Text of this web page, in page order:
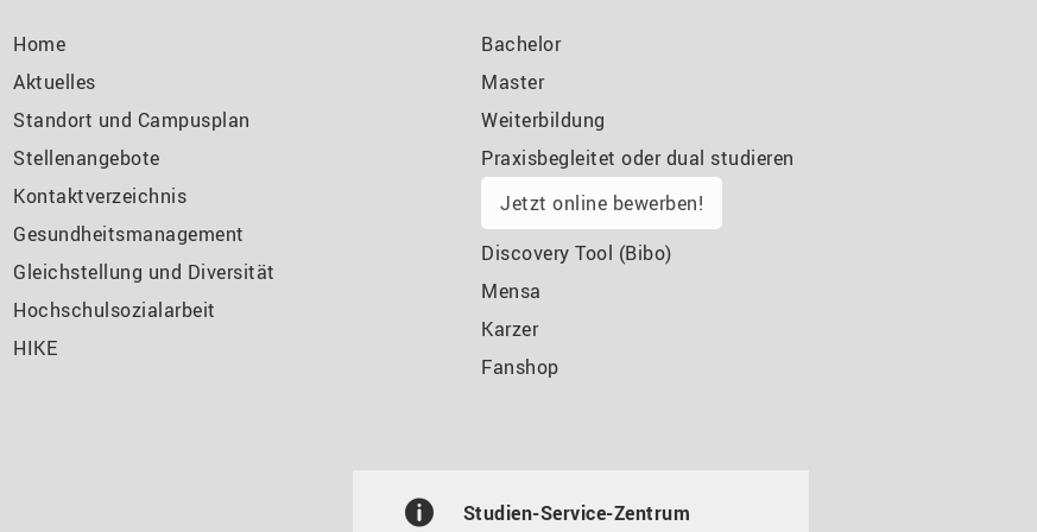
Home
Aktuelles
Standort und Campusplan
Stellenangebote
Kontaktverzeichnis
Gesundheitsmanagement
Gleichstellung und Diversität
Hochschulsozialarbeit
HIKE
Bachelor
Master
Weiterbildung
Praxisbegleitet oder dual studieren
Jetzt online bewerben!
Discovery Tool (Bibo)
Mensa
Karzer
Fanshop
Studien-Service-Zentrum